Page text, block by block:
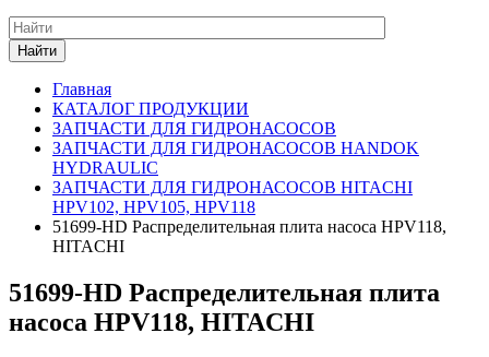
Найти
Главная
КАТАЛОГ ПРОДУКЦИИ
ЗАПЧАСТИ ДЛЯ ГИДРОНАСОСОВ
ЗАПЧАСТИ ДЛЯ ГИДРОНАСОСОВ HANDOK
HYDRAULIC
ЗАПЧАСТИ ДЛЯ ГИДРОНАСОСОВ HITACHI
HPV102, HPV105, HPV118
51699-HD Распределительная плита насоса HPV118,
HITACHI
51699-HD Распределительная плита
насоса HPV118, HITACHI